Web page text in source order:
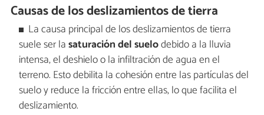
Causas de los deslizamientos de tierra
La causa principal de los deslizamientos de tierra
suele ser lasaturación del suelodebido a la lluvia
intensa, el deshielo o la infiltración de agua en el
terreno. Esto debilita la cohesión entre las partículas del
suelo y reduce la fricción entre ellas, lo que facilita el
deslizamiento.